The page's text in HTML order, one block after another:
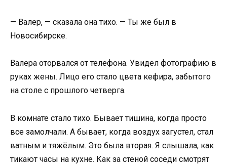
— Валер, — сказала она тихо. — Ты же был в
Новосибирске.
Валера оторвался от телефона. Увидел фотографию в
руках жены. Лицо его стало цвета кефира, забытого
на столе с прошлого четверга.
В комнате стало тихо. Бывает тишина, когда просто
все замолчали. А бывает, когда воздух загустел, стал
ватным и тяжёлым. Это была вторая. Я слышала, как
тикают часы на кухне. Как за стеной соседи смотрят